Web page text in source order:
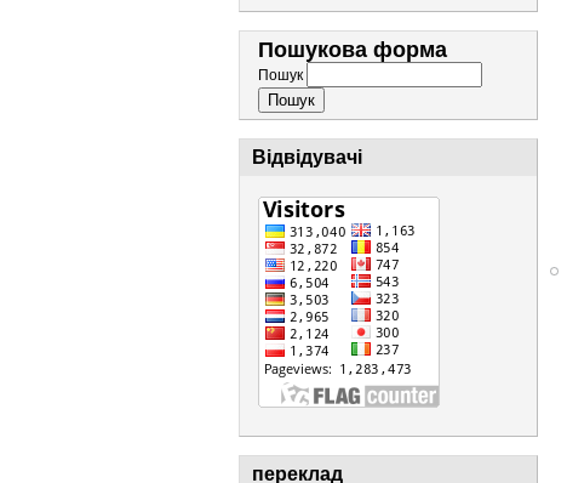
Пошукова форма
Пошук
Відвідувачі
переклад